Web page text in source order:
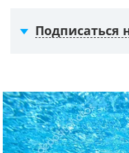
Подписаться